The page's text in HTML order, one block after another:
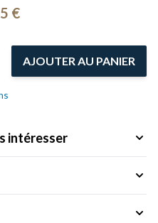
€
AJOUTER AU PANIER
intéresser